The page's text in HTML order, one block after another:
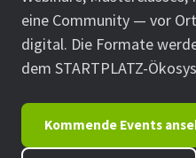
eine Community — vor
digital. Die Formate
dem STARTPLATZ-
Kommende Events